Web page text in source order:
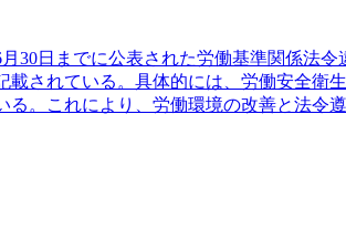
30日までに公表された労働基準関係法
されている。具体的には、労働安全
。これにより、労働環境の改善と法令